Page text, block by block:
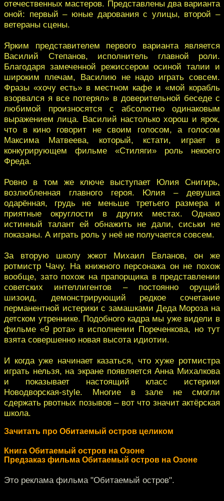
отечественных мастеров. Представлены два варианта
оной: первый – юные дарования с улицы, второй –
ветераны сцены.
Ярким представителем первого варианта является
Василий Степанов, исполнитель главной роли.
Благодаря замеченной режиссером осиной талии и
широким плечам, Василию не надо играть совсем.
Фразы «хочу есть» в местном кафе и «мой корабль
взорвался я все потерял» в доверительной беседе с
любимой произносятся с абсолютно одинаковым
выражением лица. Василий настолько хорош и ярок,
что в кино говорит не своим голосом, а голосом
Максима Матвеева, который, кстати, играет в
конкурирующем фильме «Стиляги» роль некоего
Фреда.
Ровно в том же ключе выступает Юлия Снигирь,
возлюбленная главного героя. Юлия – девушка
одарённая, грудь не меньше третьего размера и
приятные округлости в других местах. Однако
истинный талант ей обнажить не дали, сиськи не
показаны. А играть роль у неё не получается совсем.
За вторую школу жжот Михаил Евланов, он же
ротмистр Чачу. На книжного персонажа он не похож
вообще, зато похож на прапорщика в представлении
советских интеллигентов – постоянно орущий
шизоид, демонстрирующий редкое сочетание
перманентной истерики с замашками Деда Мороза на
детском утреннике. Подобного кадра мы уже видели в
фильме «9 рота» в исполнении Пореченкова, но тут
взята совершенно новая высота идиотии.
И когда уже начинает казаться, что хуже ротмистра
играть нельзя, на экране появляется Анна Михалкова
и показывает настоящий класс истерики
Новодворская-style. Многие в зале не смогли
сдержать рвотных позывов – вот что значит актёрская
школа.
Зачитать про Обитаемый остров целиком
Книга Обитаемый остров на Озоне
Предзаказ фильма Обитаемый остров на Озоне
Это реклама фильма "Обитаемый остров".